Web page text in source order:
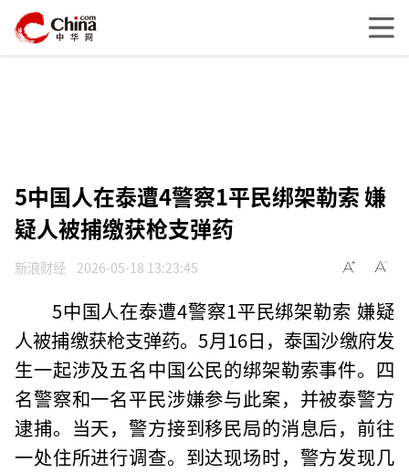
5中国人在泰遭4警察1平民绑架勒索 嫌
疑人被捕缴获枪支弹药
新浪财经 2026-05-18 13:23:45
5中国人在泰遭4警察1平民绑架勒索 嫌疑
人被捕缴获枪支弹药。5月16日，泰国沙缴府发
生一起涉及五名中国公民的绑架勒索事件。四
名警察和一名平民涉嫌参与此案，并被泰警方
逮捕。当天，警方接到移民局的消息后，前往
一处住所进行调查。到达现场时，警方发现几